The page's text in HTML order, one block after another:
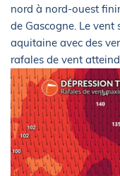
nord à nord-ouest
de Gascogne. Le
aquitaine avec des
rafales de vent